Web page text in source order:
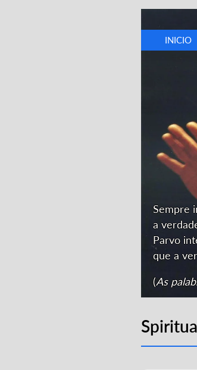
INICIO
Sempre
a
Parvo
que a
(As